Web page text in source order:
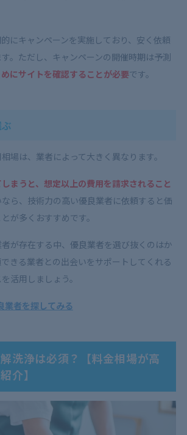
にキャンペーンを実施しており、安く依頼
。ただし、キャンペーンの開催時期は予測
めにサイトを確認することが必要です。
場は、業者によって大きく異なります。
まうと、想定以上の費用を請求されること
ら、技術力の高い優良業者に依頼すると価
が多くおすすめです。
が存在する中、優良業者を選び抜くのはか
きる業者との出会いをサポートしてくれる
活用しましょう。
業者を探してみる
洗浄は必須？【料金相場が高
介】